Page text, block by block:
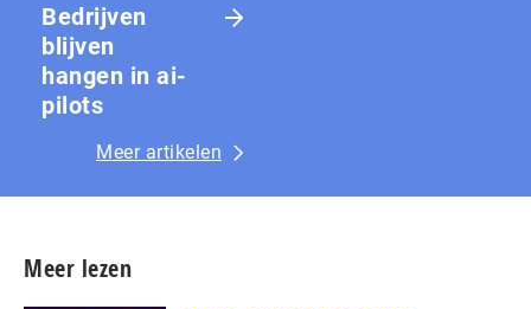
Bedrijven
blijven
hangen in ai-
pilots
Meer artikelen
Meer lezen